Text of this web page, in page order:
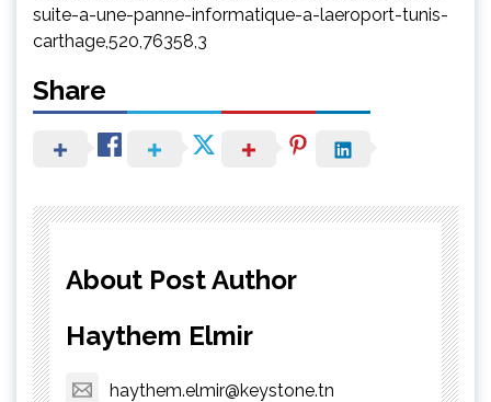
suite-a-une-panne-informatique-a-laeroport-tunis-
carthage,520,76358,3
Share
About Post Author
Haythem Elmir
haythem.elmir@keystone.tn